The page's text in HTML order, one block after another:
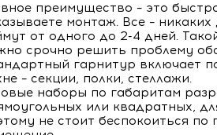
преимущество – это
монтаж. Все –
от одного до 2-4 дней.
срочно решить проблему
гарнитур включает
– секции, полки, стеллажи.
наборы по габаритам
или квадратных,
не стоит беспокоиться